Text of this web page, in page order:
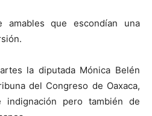
amables que escondían una
la diputada Mónica Belén
del Congreso de Oaxaca,
pero también de